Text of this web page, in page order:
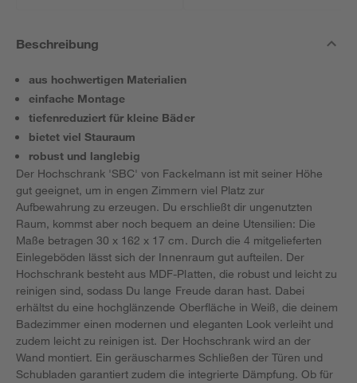
Beschreibung
aus hochwertigen Materialien
einfache Montage
tiefenreduziert für kleine Bäder
bietet viel Stauraum
robust und langlebig
Der Hochschrank 'SBC' von Fackelmann ist mit seiner Höhe
gut geeignet, um in engen Zimmern viel Platz zur
Aufbewahrung zu erzeugen. Du erschließt dir ungenutzten
Raum, kommst aber noch bequem an deine Utensilien: Die
Maße betragen 30 x 162 x 17 cm. Durch die 4 mitgelieferten
Einlegeböden lässt sich der Innenraum gut aufteilen. Der
Hochschrank besteht aus MDF-Platten, die robust und leicht zu
reinigen sind, sodass Du lange Freude daran hast. Dabei
erhältst du eine hochglänzende Oberfläche in Weiß, die deinem
Badezimmer einen modernen und eleganten Look verleiht und
zudem leicht zu reinigen ist. Der Hochschrank wird an der
Wand montiert. Ein geräuscharmes Schließen der Türen und
Schubladen garantiert zudem die integrierte Dämpfung. Ob für